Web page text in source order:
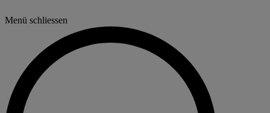
Menü schliessen